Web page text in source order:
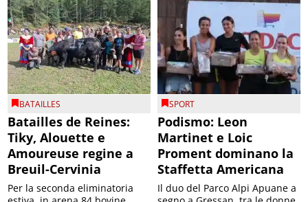
BATAILLES
Batailles de Reines:
Tiky, Alouette e
Amoureuse regine a
Breuil-Cervinia
Per la seconda eliminatoria
SPORT
Podismo: Leon
Martinet e Loic
Proment dominano la
Staffetta Americana
Il duo del Parco Alpi Apuane a